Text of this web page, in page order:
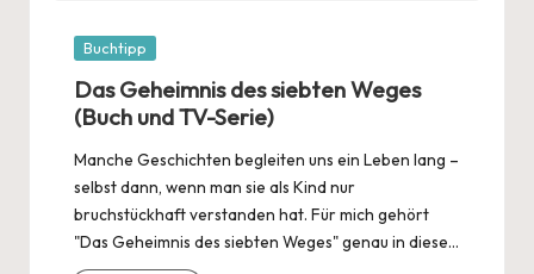
Posted
Buchtipp
Das Geheimnis des siebten Weges
(Buch und TV-Serie)
Manche Geschichten begleiten uns ein Leben lang –
selbst dann, wenn man sie als Kind nur
bruchstückhaft verstanden hat. Für mich gehört
"Das Geheimnis des siebten Weges" genau in diese…